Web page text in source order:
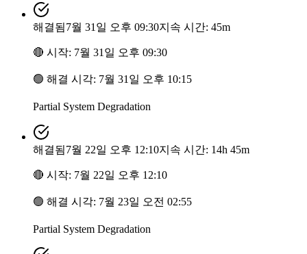
해결됨7월 31일 오후 09:30지속 시간: 45m
🔴 시작: 7월 31일 오후 09:30
🟢 해결 시각: 7월 31일 오후 10:15
Partial System Degradation
해결됨7월 22일 오후 12:10지속 시간: 14h 45m
🔴 시작: 7월 22일 오후 12:10
🟢 해결 시각: 7월 23일 오전 02:55
Partial System Degradation